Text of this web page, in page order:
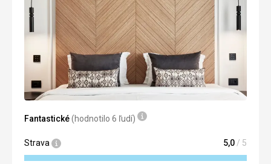
Fantastické(hodnotilo 6 ľudí)
Strava 5,0 / 5